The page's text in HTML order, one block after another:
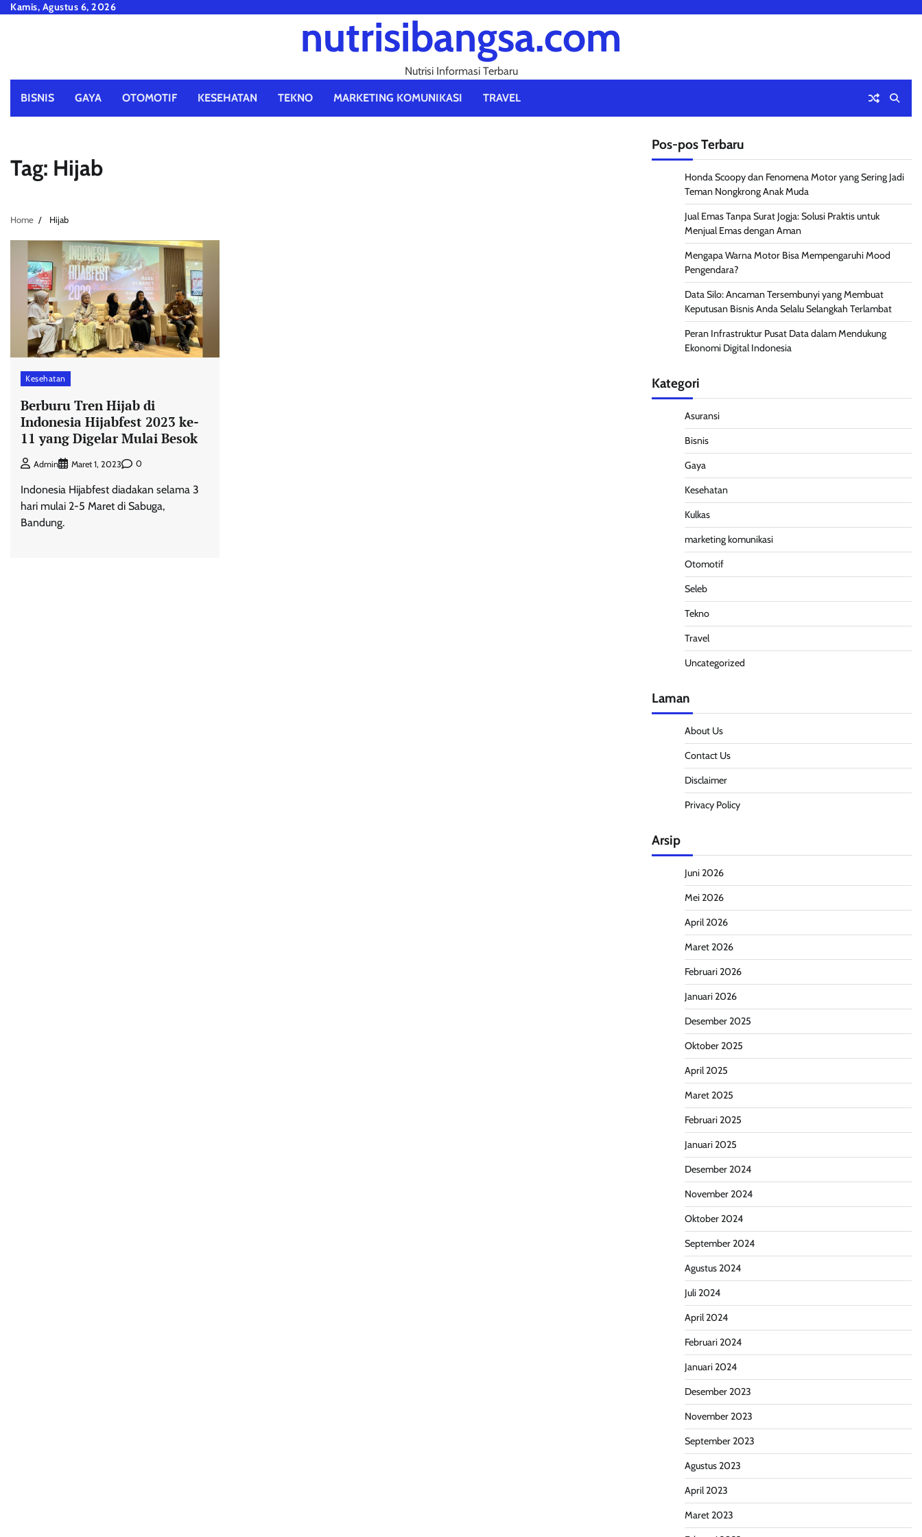
SkipKamis, Agustus 6, 2026
nutrisibangsa.com
Nutrisi Informasi Terbaru
BISNIS GAYA OTOMOTIF KESEHATAN TEKNO MARKETING KOMUNIKASI TRAVEL
Tag: Hijab
Home Hijab
Kesehatan
Berburu Tren Hijab di
Indonesia Hijabfest 2023 ke-
11 yang Digelar Mulai Besok
Admin Maret 1, 2023 0
Indonesia Hijabfest diadakan selama 3
hari mulai 2-5 Maret di Sabuga,
Bandung.
Pos-pos Terbaru
Honda Scoopy dan Fenomena Motor yang Sering Jadi
Teman Nongkrong Anak Muda
Jual Emas Tanpa Surat Jogja: Solusi Praktis untuk
Menjual Emas dengan Aman
Mengapa Warna Motor Bisa Mempengaruhi Mood
Pengendara?
Data Silo: Ancaman Tersembunyi yang Membuat
Keputusan Bisnis Anda Selalu Selangkah Terlambat
Peran Infrastruktur Pusat Data dalam Mendukung
Ekonomi Digital Indonesia
Kategori
Asuransi
Bisnis
Gaya
Kesehatan
Kulkas
marketing komunikasi
Otomotif
Seleb
Tekno
Travel
Uncategorized
Laman
About Us
Contact Us
Disclaimer
Privacy Policy
Arsip
Juni 2026
Mei 2026
April 2026
Maret 2026
Februari 2026
Januari 2026
Desember 2025
Oktober 2025
April 2025
Maret 2025
Februari 2025
Januari 2025
Desember 2024
November 2024
Oktober 2024
September 2024
Agustus 2024
Juli 2024
April 2024
Februari 2024
Januari 2024
Desember 2023
November 2023
September 2023
Agustus 2023
April 2023
Maret 2023